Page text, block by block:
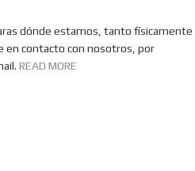
dónde estamos, tanto físicamente
en contacto con nosotros, por
READ MORE